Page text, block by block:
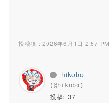
投稿済 : 2026年6月1日 2:57 PM
hikobo
(@hikobo)
投稿: 37